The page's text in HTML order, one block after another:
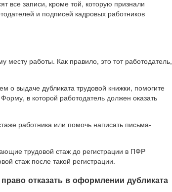
все записи, кроме той, которую признали
и подписей кадровых работников
работы. Как правило, это тот работодатель,
о выдаче дубликата трудовой книжки, помогите
в которой работодатель должен оказать
работника или помочь написать письма-
трудовой стаж до регистрации в ПФР
стаж после такой регистрации.
отказать в оформлении дубликата